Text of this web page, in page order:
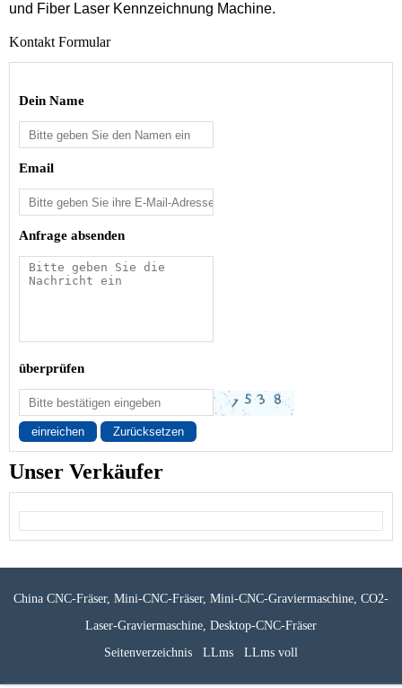
und Fiber Laser Kennzeichnung Machine.
Kontakt Formular
Dein Name
Email
Anfrage absenden
überprüfen
einreichen Zurücksetzen
Unser Verkäufer
China CNC-Fräser, Mini-CNC-Fräser, Mini-CNC-Graviermaschine, CO2-
Laser-Graviermaschine, Desktop-CNC-Fräser
Seitenverzeichnis
LLms LLms voll